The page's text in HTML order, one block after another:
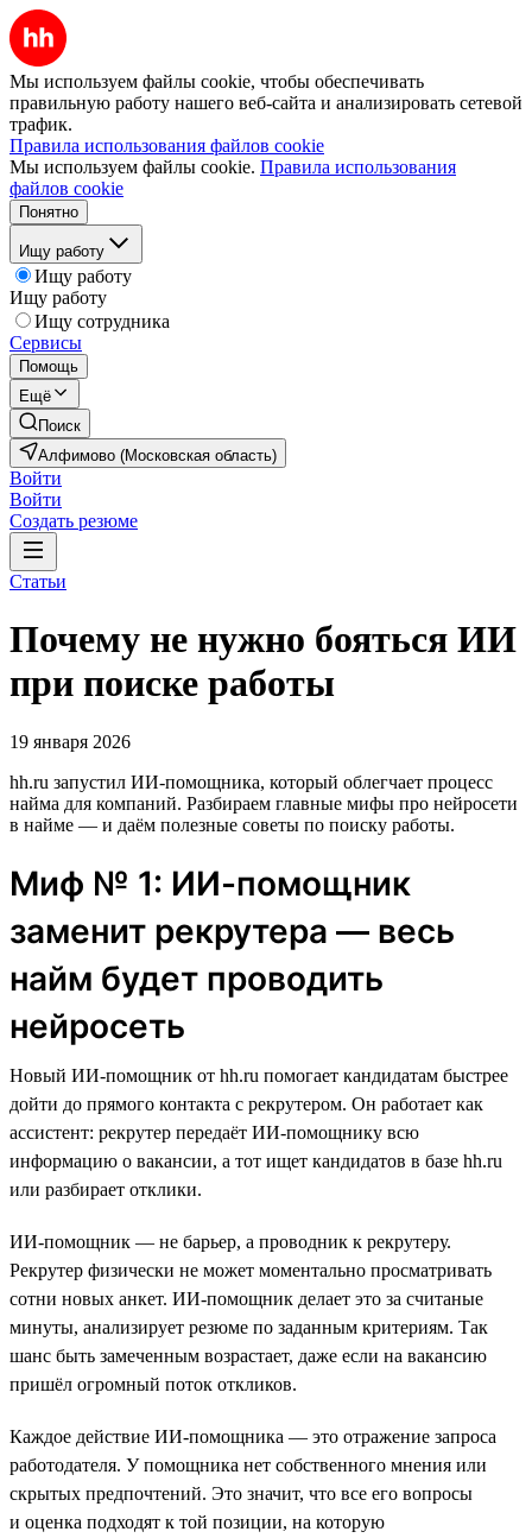
Мы используем файлы cookie, чтобы обеспечивать
правильную работу нашего веб-сайта и анализировать сетевой
трафик.
Правила использования файлов cookie
Мы используем файлы cookie. Правила использования
файлов cookie
Понятно
Ищу работу
Ищу работу
Ищу работу
Ищу сотрудника
Сервисы
Помощь
Ещё
Поиск
Алфимово (Московская область)
Войти
Войти
Создать резюме
Статьи
Почему не нужно бояться ИИ
при поиске работы
19 января 2026
hh.ru запустил ИИ-помощника, который облегчает процесс
найма для компаний. Разбираем главные мифы про нейросети
в найме — и даём полезные советы по поиску работы.
Миф № 1: ИИ-помощник
заменит рекрутера — весь
найм будет проводить
нейросеть
Новый ИИ-помощник от hh.ru помогает кандидатам быстрее
дойти до прямого контакта с рекрутером. Он работает как
ассистент: рекрутер передаёт ИИ-помощнику всю
информацию о вакансии, а тот ищет кандидатов в базе hh.ru
или разбирает отклики.
ИИ-помощник — не барьер, а проводник к рекрутеру.
Рекрутер физически не может моментально просматривать
сотни новых анкет. ИИ-помощник делает это за считаные
минуты, анализирует резюме по заданным критериям. Так
шанс быть замеченным возрастает, даже если на вакансию
пришёл огромный поток откликов.
Каждое действие ИИ-помощника — это отражение запроса
работодателя. У помощника нет собственного мнения или
скрытых предпочтений. Это значит, что все его вопросы
и оценка подходят к той позиции, на которую